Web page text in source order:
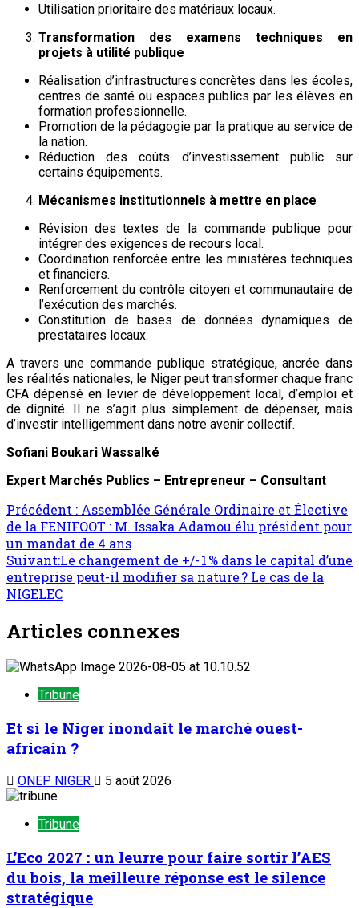
Utilisation prioritaire des matériaux locaux.
Transformation des examens techniques en
projets à utilité publique
Réalisation d’infrastructures concrètes dans les écoles,
centres de santé ou espaces publics par les élèves en
formation professionnelle.
Promotion de la pédagogie par la pratique au service de
la nation.
Réduction des coûts d’investissement public sur
certains équipements.
Mécanismes institutionnels à mettre en place
Révision des textes de la commande publique pour
intégrer des exigences de recours local.
Coordination renforcée entre les ministères techniques
et financiers.
Renforcement du contrôle citoyen et communautaire de
l’exécution des marchés.
Constitution de bases de données dynamiques de
prestataires locaux.
A travers une commande publique stratégique, ancrée dans
les réalités nationales, le Niger peut transformer chaque franc
CFA dépensé en levier de développement local, d’emploi et
de dignité. Il ne s’agit plus simplement de dépenser, mais
d’investir intelligemment dans notre avenir collectif.
Sofiani Boukari Wassalké
Expert Marchés Publics – Entrepreneur – Consultant
Navigation
d’article
Précédent : Assemblée Générale Ordinaire et Élective
de la FENIFOOT : M. Issaka Adamou élu président pour
un mandat de 4 ans
Suivant:Le changement de +/- 1 % dans le capital d’une
entreprise peut-il modifier sa nature ? Le cas de la
NIGELEC
Articles connexes
Tribune
Et si le Niger inondait le marché ouest-
africain ?
ONEP NIGER 5 août 2026
Tribune
L’Eco 2027 : un leurre pour faire sortir l’AES
du bois, la meilleure réponse est le silence
stratégique